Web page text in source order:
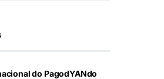
do PagodYANdo